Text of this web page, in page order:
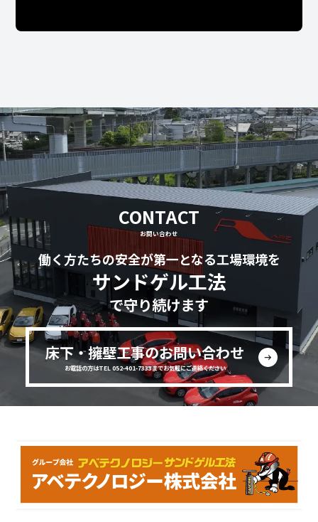
CONTACT
お問い合わせ
働く方たちの安全が第一となる工場環境を
サンドゲル工法
で守り続けます
床下・擁壁工事のお問い合わせ
お電話の方はTEL 052-401-7333までお気軽にご連絡ください